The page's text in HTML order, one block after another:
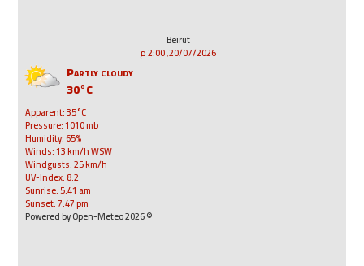
Beirut
20/07/2026, 2:00 م
Partly cloudy
30°C
Apparent: 35°C
Pressure: 1010 mb
Humidity: 65%
Winds: 13 km/h WSW
Windgusts: 25 km/h
UV-Index: 8.2
Sunrise: 5:41 am
Sunset: 7:47 pm
© 2026 Powered by Open-Meteo